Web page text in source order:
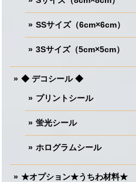
SSサイズ（6cm×6cm）
3Sサイズ（5cm×5cm）
◆ デコシール ◆
プリントシール
蛍光シール
ホログラムシール
★オプション★うちわ材料★